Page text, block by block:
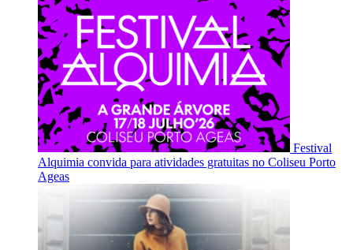
Festival
Alquimia convida para atividades gratuitas no Coliseu Porto
Ageas